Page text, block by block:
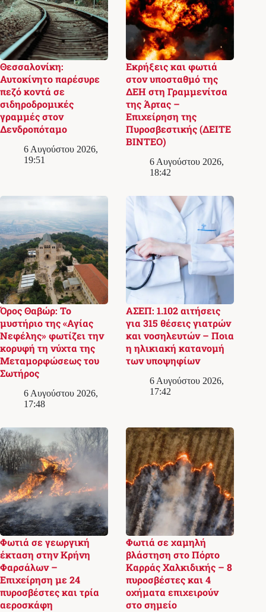
Θεσσαλονίκη:
Αυτοκίνητο παρέσυρε
πεζό κοντά σε
σιδηροδρομικές
γραμμές στον
Δενδροπόταμο
6 Αυγούστου 2026,
19:51
Εκρήξεις και φωτιά
στον υποσταθμό της
ΔΕΗ στη Γραμμενίτσα
της Άρτας –
Επιχείρηση της
Πυροσβεστικής (ΔΕΙΤΕ
ΒΙΝΤΕΟ)
6 Αυγούστου 2026,
18:42
Όρος Θαβώρ: Το
μυστήριο της «Αγίας
Νεφέλης» φωτίζει την
κορυφή τη νύχτα της
Μεταμορφώσεως του
Σωτήρος
6 Αυγούστου 2026,
17:48
ΑΣΕΠ: 1.102 αιτήσεις
για 315 θέσεις γιατρών
και νοσηλευτών – Ποια
η ηλικιακή κατανομή
των υποψηφίων
6 Αυγούστου 2026,
17:42
Φωτιά σε γεωργική
έκταση στην Κρήνη
Φαρσάλων –
Επιχείρηση με 24
πυροσβέστες και τρία
αεροσκάφη
Φωτιά σε χαμηλή
βλάστηση στο Πόρτο
Καρράς Χαλκιδικής – 8
πυροσβέστες και 4
οχήματα επιχειρούν
στο σημείο